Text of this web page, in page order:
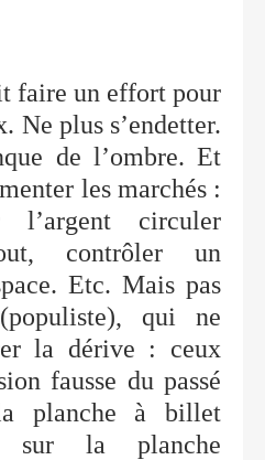
faire un effort pour
Ne plus s’endetter.
de l’ombre. Et
les marchés :
circuler
contrôler un
Etc. Mais pas
qui ne
la dérive : ceux
fausse du passé
planche à billet
sur la planche